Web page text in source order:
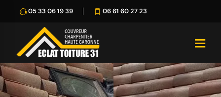
05 33 06 19 39 06 61 60 27 23